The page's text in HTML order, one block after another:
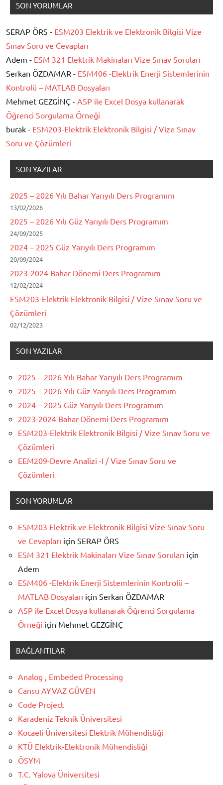
SON YORUMLAR
SERAP ÖRS - ESM203 Elektrik ve Elektronik Bilgisi Vize
Sınav Soru ve Cevapları
Adem - ESM 321 Elektrik Makinaları Vize Sınav Soruları
Serkan ÖZDAMAR - ESM406 -Elektrik Enerji Sistemlerinin
Kontrolü – MATLAB Dosyaları
Mehmet GEZGİNÇ - ASP ile Excel Dosya kullanarak
Öğrenci Sorgulama Örneği
burak - ESM203-Elektrik Elektronik Bilgisi / Vize Sınav
Soru ve Çözümleri
SON YAZILAR
2025 – 2026 Yılı Bahar Yarıyılı Ders Programım
13/02/2026
2025 – 2026 Yılı Güz Yarıyılı Ders Programım
24/09/2025
2024 – 2025 Güz Yarıyılı Ders Programım
20/09/2024
2023-2024 Bahar Dönemi Ders Programım
12/02/2024
ESM203-Elektrik Elektronik Bilgisi / Vize Sınav Soru ve
Çözümleri
02/12/2023
SON YAZILAR
2025 – 2026 Yılı Bahar Yarıyılı Ders Programım
2025 – 2026 Yılı Güz Yarıyılı Ders Programım
2024 – 2025 Güz Yarıyılı Ders Programım
2023-2024 Bahar Dönemi Ders Programım
ESM203-Elektrik Elektronik Bilgisi / Vize Sınav Soru ve
Çözümleri
EEM209-Devre Analizi -I / Vize Sınav Soru ve
Çözümleri
SON YORUMLAR
ESM203 Elektrik ve Elektronik Bilgisi Vize Sınav Soru
ve Cevapları için SERAP ÖRS
ESM 321 Elektrik Makinaları Vize Sınav Soruları için
Adem
ESM406 -Elektrik Enerji Sistemlerinin Kontrolü –
MATLAB Dosyaları için Serkan ÖZDAMAR
ASP ile Excel Dosya kullanarak Öğrenci Sorgulama
Örneği için Mehmet GEZGİNÇ
BAĞLANTILAR
Analog , Embeded Processing
Cansu AYVAZ GÜVEN
Code Project
Karadeniz Teknik Üniversitesi
Kocaeli Üniversitesi Elektrik Mühendisliği
KTÜ Elektrik-Elektronik Mühendisliği
ÖSYM
T.C. Yalova Üniversitesi